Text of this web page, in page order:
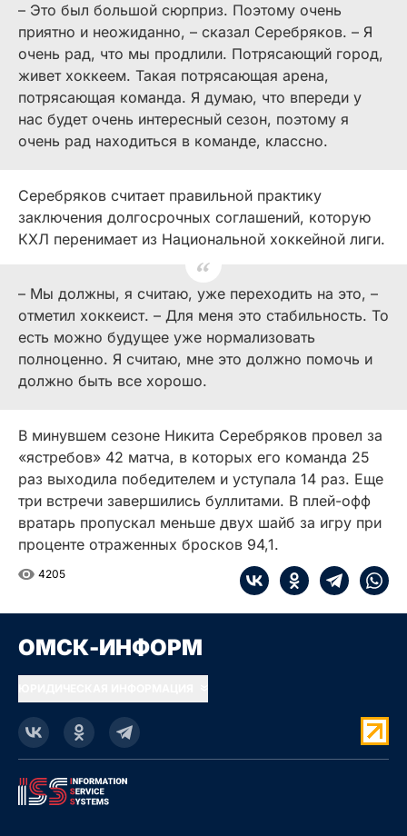
– Это был большой сюрприз. Поэтому очень
приятно и неожиданно, – сказал Серебряков. – Я
очень рад, что мы продлили. Потрясающий город,
живет хоккеем. Такая потрясающая арена,
потрясающая команда. Я думаю, что впереди у
нас будет очень интересный сезон, поэтому я
очень рад находиться в команде, классно.
Серебряков считает правильной практику
заключения долгосрочных соглашений, которую
КХЛ перенимает из Национальной хоккейной лиги.
– Мы должны, я считаю, уже переходить на это, –
отметил хоккеист. – Для меня это стабильность. То
есть можно будущее уже нормализовать
полноценно. Я считаю, мне это должно помочь и
должно быть все хорошо.
В минувшем сезоне Никита Серебряков провел за
«ястребов» 42 матча, в которых его команда 25
раз выходила победителем и уступала 14 раз. Еще
три встречи завершились буллитами. В плей-офф
вратарь пропускал меньше двух шайб за игру при
проценте отраженных бросков 94,1.
4205
ОМСК-ИНФОРМ